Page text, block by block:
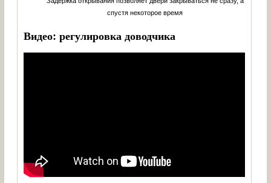
спустя некоторое время
Видео: регулировка доводчика